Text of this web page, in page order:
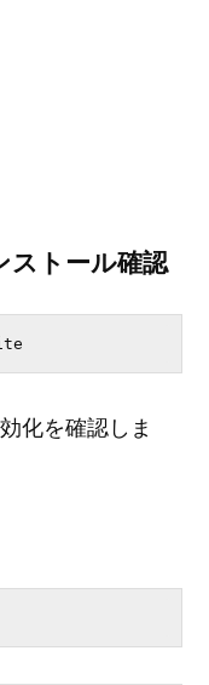
ストール確認
化を確認しま